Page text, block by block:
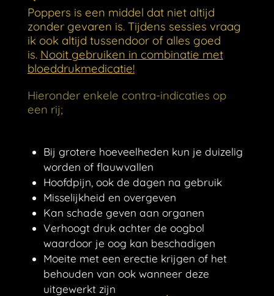
Poppers is een middel dat niet altijd
zonder gevaren is. Tijdens sessies vraag
ik ook altijd tussendoor of alles goed
is. Nooit gebruiken in combinatie met
bloeddrukmedicatie!
Hieronder enkele contra-indicaties op
een rij;
Bij grotere hoeveelheden kun je duizelig
worden of flauwvallen
Hoofdpijn, ook de dagen na gebruik
Misselijkheid en overgeven
Kan schade geven aan organen
Verhoogt druk achter de oogbol
waardoor je oog kan beschadigen
Moeite met een erectie krijgen of het
behouden van ook wanneer deze
uitgewerkt zijn